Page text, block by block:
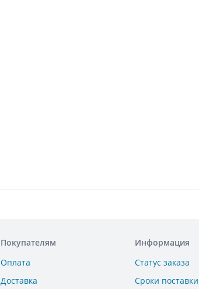
Покупателям
Оплата
Доставка
Информация
Статус заказа
Сроки поставки